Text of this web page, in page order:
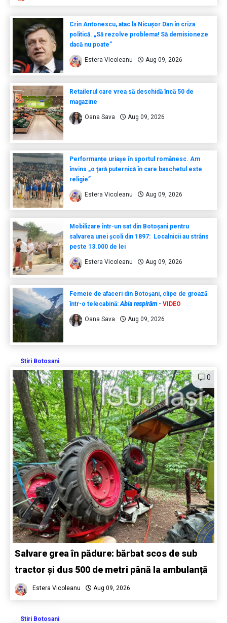
Crin Antonescu, atac la Nicușor Dan în criza
politică. „Să rezolve problema! Să demisioneze
dacă nu poate”
Estera Vicoleanu Aug 09, 2026
Retailerul care vrea să deschidă încă 50 de
magazine
Oana Sava Aug 09, 2026
Performanțe uriașe în sportul românesc. Am
învins „o țară puternică în care baschetul este
religie”
Estera Vicoleanu Aug 09, 2026
Mobilizare într-un sat din Botoșani pentru
salvarea unei școli din 1897: Localnicii au strâns
peste 13.000 de lei
Estera Vicoleanu Aug 09, 2026
Femeie de afaceri din Botoșani, clipe de groază
într-o telecabină: Abia respirăm - VIDEO
Oana Sava Aug 09, 2026
Stiri Botosani
0
Salvare grea în pădure: bărbat scos de sub
tractor și dus 500 de metri până la ambulanță
Estera Vicoleanu Aug 09, 2026
Stiri Botosani